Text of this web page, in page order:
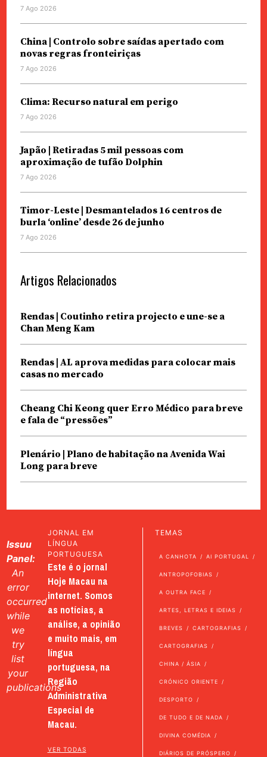
7 Ago 2026
China | Controlo sobre saídas apertado com
novas regras fronteiriças
7 Ago 2026
Clima: Recurso natural em perigo
7 Ago 2026
Japão | Retiradas 5 mil pessoas com
aproximação de tufão Dolphin
7 Ago 2026
Timor-Leste | Desmantelados 16 centros de
burla ‘online’ desde 26 de junho
7 Ago 2026
Artigos Relacionados
Rendas | Coutinho retira projecto e une-se a
Chan Meng Kam
Rendas | AL aprova medidas para colocar mais
casas no mercado
Cheang Chi Keong quer Erro Médico para breve
e fala de “pressões”
Plenário | Plano de habitação na Avenida Wai
Long para breve
Issuu
Panel:
An
error
occurred
while
we
try
list
your
publications
JORNAL EM
LÍNGUA
PORTUGUESA
Este é o jornal
Hoje Macau na
internet. Somos
as notícias, a
análise, a opinião
e muito mais, em
língua
portuguesa, na
Região
Administrativa
Especial de
Macau.
VER TODAS
TEMAS
A CANHOTA AI PORTUGAL
ANTROPOFOBIAS
A OUTRA FACE
ARTES, LETRAS E IDEIAS
BREVES CARTOGRAFIAS
CARTOGRAFIAS
CHINA / ÁSIA
CRÓNICO ORIENTE
DESPORTO
DE TUDO E DE NADA
DIVINA COMÉDIA
DIÁRIOS DE PRÓSPERO